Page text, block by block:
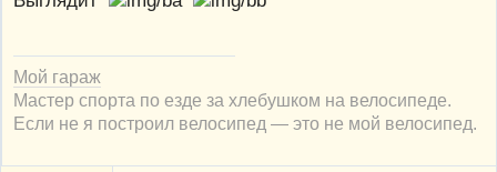
Мой гараж
Мастер спорта по езде за хлебушком на велосипеде.
Если не я построил велосипед — это не мой велосипед.